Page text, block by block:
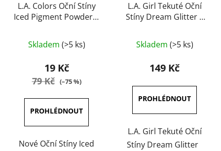
L.A. Colors Oční Stíny
Iced Pigment Powder 3
hodnocení
produktu
5
hvězdiček.
Skladem (>5 ks)
19 Kč
79 Kč (–75 %)
Nové Oční Stíny Iced
L.A. Girl Tekuté Oční
Stíny Dream Glitter 4
hodnocení
produktu
4,3
z
5
hvězdiček.
Skladem (>5 ks)
149 Kč
L.A. Girl Tekuté Oční
Stíny Dream Glitter